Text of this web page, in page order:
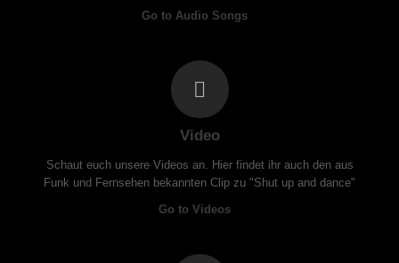
Go to Audio Songs
Video
Schaut euch unsere Videos an. Hier findet ihr auch den aus
Funk und Fernsehen bekannten Clip zu "Shut up and dance"
Go to Videos